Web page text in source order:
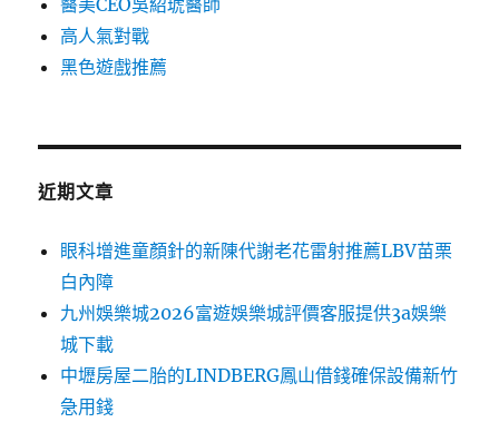
醫美CEO吳紹琥醫師
高人氣對戰
黑色遊戲推薦
近期文章
眼科增進童顏針的新陳代謝老花雷射推薦LBV苗栗
白內障
九州娛樂城2026富遊娛樂城評價客服提供3a娛樂
城下載
中壢房屋二胎的LINDBERG鳳山借錢確保設備新竹
急用錢